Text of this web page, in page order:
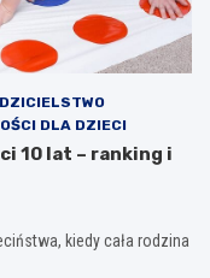
DLA DZIECI
10 lat – ranking i
kiedy cała rodzina